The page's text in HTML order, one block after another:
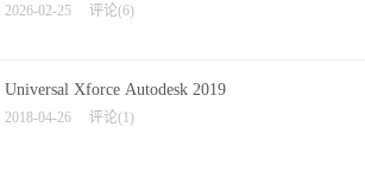
2026-02-25 评论(6)
Universal Xforce Autodesk 2019
2018-04-26 评论(1)